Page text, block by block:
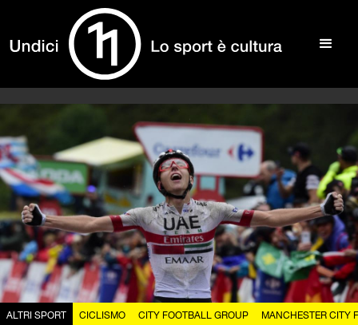
ALTRI SPORT CICLISMO CITY FOOTBALL GROUP MANCHESTER CITY